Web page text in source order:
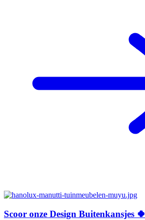
Scoor onze Design Buitenkansjes 🍀